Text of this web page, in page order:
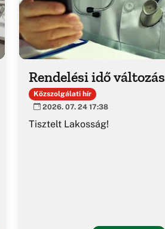
Rendelési idő változás
Közszolgálati hír
2026. 07. 24 17:38
Tisztelt Lakosság!